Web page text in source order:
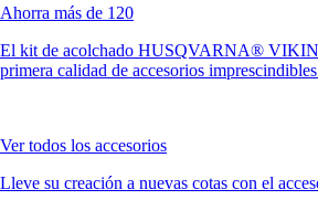
Ahorra más de 120
El kit de acolchado HUSQVARNA®
primera calidad de accesorios
Ver todos los accesorios
Lleve su creación a nuevas cotas con el